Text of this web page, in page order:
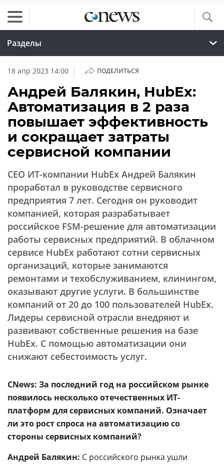
Разделы
18 апр 2023 14:00 | ПОДЕЛИТЬСЯ
Андрей Балякин, HubEx:
Автоматизация в 2 раза
повышает эффективность
и сокращает затраты
сервисной компании
СЕО ИТ-компании HubEx Андрей Балякин
проработал в руководстве сервисного
предприятия 7 лет. Сегодня он руководит
компанией, которая разрабатывает
российское FSM-решение для автоматизации
работы сервисных предприятий. В облачном
сервисе HubEx работают сотни сервисных
организаций, которые занимаются
ремонтами и техобслуживанием, клинингом,
оказывают другие услуги. В большинстве
компаний от 20 до 100 пользователей HubEx.
Лидеры сервисной отрасли внедряют и
развивают собственные решения на базе
HubEx. С помощью автоматизации они
снижают себестоимость услуг.
CNews: За последний год на российском рынке
появилось несколько отечественных ИТ-
платформ для сервисных компаний. Означает
ли это рост спроса на автоматизацию со
стороны сервисных компаний?
Андрей Балякин: С российского рынка ушли